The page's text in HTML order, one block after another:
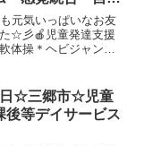
ＡＤＨＤ Ｌ
郷市 吉川
元気いっぱいなお友
☆彡🍎児童発達支援
体操＊ヘビジャンプ
しました( ﾟДﾟ)✨＊サ
日☆三郷市☆児童
等デイサービス